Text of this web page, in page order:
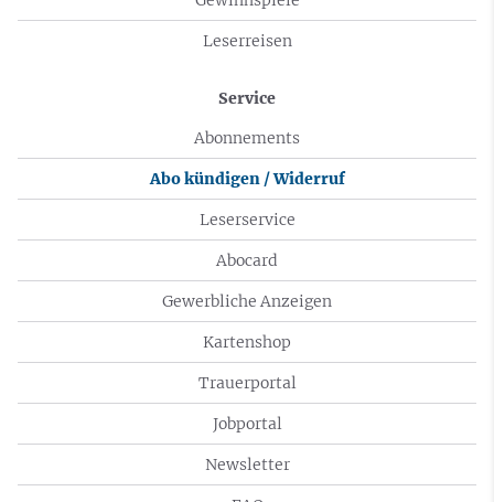
Leserreisen
Service
Abonnements
Abo kündigen / Widerruf
Leserservice
Abocard
Gewerbliche Anzeigen
Kartenshop
Trauerportal
Jobportal
Newsletter